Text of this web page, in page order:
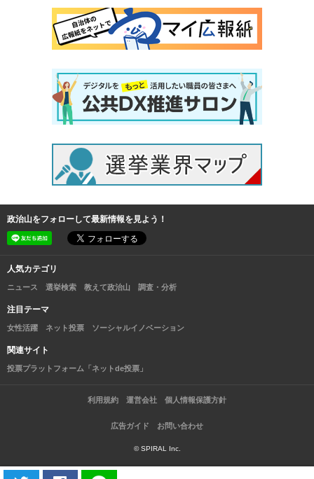
政治山をフォローして最新情報を見よう！
人気カテゴリ
ニュース 選挙検索 教えて政治山 調査・分析
注目テーマ
女性活躍 ネット投票 ソーシャルイノベーション
関連サイト
投票プラットフォーム「ネットde投票」
利用規約 運営会社 個人情報保護方針
広告ガイド お問い合わせ
© SPIRAL Inc.